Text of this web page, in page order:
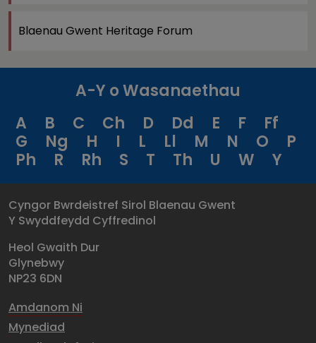
Blaenau Gwent Heritage Forum
A-Y o Wasanaethau
A
B C Ch D Dd E F
Ff
G
Ng H I L Ll M N O
P
Ph
R Rh S T Th U W Y
Cyngor Bwrdeistref Sirol Blaenau Gwent
Y Swyddfeydd Cyffredinol
Heol Gwaith Dur
Glynebwy
NP23 6DN
Amdanom Ni
Mynediad